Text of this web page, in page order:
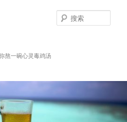
熬一碗心灵毒鸡汤
索